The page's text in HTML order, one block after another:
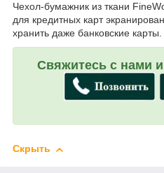
Чехол‑бумажник из ткани
для кредитных карт
хранить даже банковские карты.
Свяжитесь с нами
Скрыть